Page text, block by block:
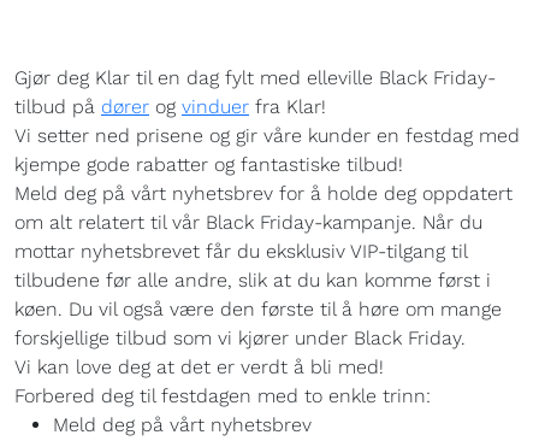
Gjør deg Klar til en dag fylt med elleville Black Friday-
tilbud på dører og vinduer fra Klar!
Vi setter ned prisene og gir våre kunder en festdag med
kjempe gode rabatter og fantastiske tilbud!
Meld deg på vårt nyhetsbrev for å holde deg oppdatert
om alt relatert til vår Black Friday-kampanje. Når du
mottar nyhetsbrevet får du eksklusiv VIP-tilgang til
tilbudene før alle andre, slik at du kan komme først i
køen. Du vil også være den første til å høre om mange
forskjellige tilbud som vi kjører under Black Friday.
Vi kan love deg at det er verdt å bli med!
Forbered deg til festdagen med to enkle trinn:
Meld deg på vårt nyhetsbrev